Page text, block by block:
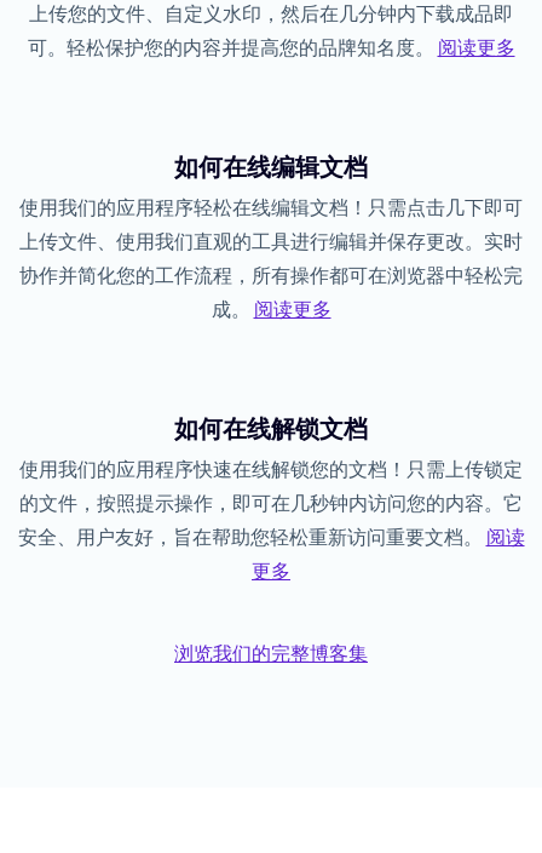
上传您的文件、自定义水印，然后在几分钟内下载成品即
可。轻松保护您的内容并提高您的品牌知名度。 阅读更多
如何在线编辑文档
使用我们的应用程序轻松在线编辑文档！只需点击几下即可
上传文件、使用我们直观的工具进行编辑并保存更改。实时
协作并简化您的工作流程，所有操作都可在浏览器中轻松完
成。 阅读更多
如何在线解锁文档
使用我们的应用程序快速在线解锁您的文档！只需上传锁定
的文件，按照提示操作，即可在几秒钟内访问您的内容。它
安全、用户友好，旨在帮助您轻松重新访问重要文档。 阅读
更多
浏览我们的完整博客集